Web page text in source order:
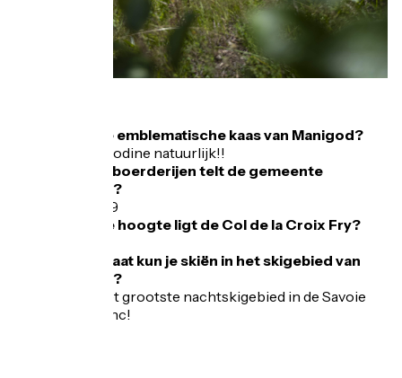
Wat is de emblematische kaas van Manigod?
De Manigodine natuurlijk!!
Hoeveel boerderijen telt de gemeente
Manigod?
Precies 19
Op welke hoogte ligt de Col de la Croix Fry?
Tot hoe laat kun je skiën in het skigebied van
Manigod?
20 uur, het grootste nachtskigebied in de Savoie
Mont Blanc!